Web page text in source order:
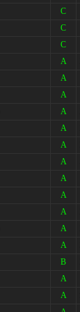
C
C
C
A
A
A
A
A
A
A
A
A
A
A
A
B
A
A